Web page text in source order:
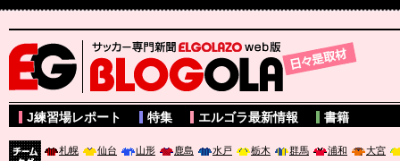
サッカー専門新聞ELGOLAZO web版 BLOGOLA
J練習場レポート 特集 エルゴラ最新情報 書籍
札幌 仙台 山形 鹿島 水戸 栃木 群馬 浦和
大宮